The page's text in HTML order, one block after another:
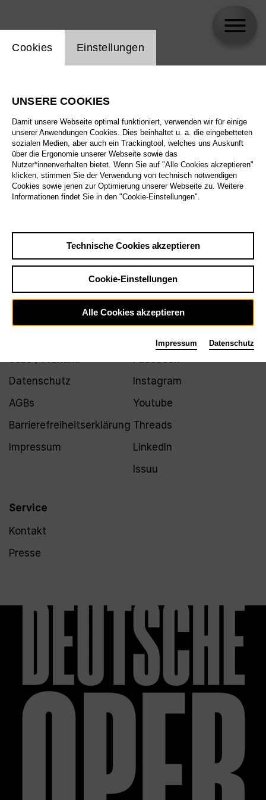
Biographie
Spielplan
Jobs / Praktika
Datenschutz
AGBs
Barrierefreiheitserklärung
Impressum
Service
Kontakt
Presse
Facebook
Instagram
Youtube
Threads
LinkedIn
Issuu
Einstellung Website Cookie
Cookies Einstellungen
UNSERE COOKIES
Damit unsere Webseite optimal funktioniert, verwenden wir für einige
unserer Anwendungen Cookies. Dies beinhaltet u. a. die eingebetteten
sozialen Medien, aber auch ein Trackingtool, welches uns Auskunft
über die Ergonomie unserer Webseite sowie das
Nutzer*innenverhalten bietet. Wenn Sie auf "Alle Cookies akzeptieren"
klicken, stimmen Sie der Verwendung von technisch notwendigen
Cookies sowie jenen zur Optimierung unserer Webseite zu. Weitere
Informationen findet Sie in den "Cookie-Einstellungen".
Technische Cookies akzeptieren
Cookie-Einstellungen
Alle Cookies akzeptieren
Impressum Datenschutz